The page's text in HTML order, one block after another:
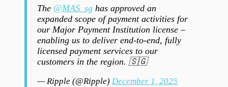
The @MAS_sg has approved an
expanded scope of payment activities for
our Major Payment Institution license –
enabling us to deliver end-to-end, fully
licensed payment services to our
customers in the region. 🇸🇬
— Ripple (@Ripple) December 1, 2025